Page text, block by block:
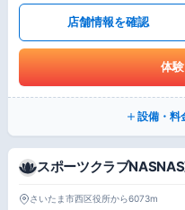
店舗情報を確認
体
設備・料
スポーツクラブ
さいたま市西区役所から6073m